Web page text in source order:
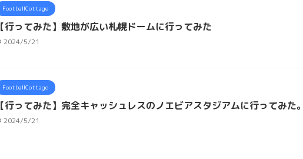
FootballCottage
【行ってみた】敷地が広い札幌ドームに行ってみた
2024/5/21
FootballCottage
【行ってみた】完全キャッシュレスのノエビアスタジアムに行ってみた。
2024/5/21